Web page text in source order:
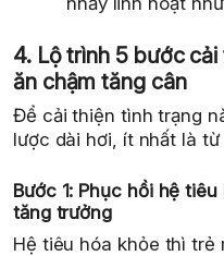
4. Lộ trình 5 bước
ăn chậm tăng cân
Để cải thiện tình trạng
lược dài hơi, ít nhất là
Bước 1: Phục hồi hệ
tăng trưởng
Hệ tiêu hóa khỏe thì trẻ